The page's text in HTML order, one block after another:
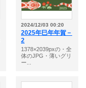
2024/12/03 00:20
2025年巳年年賀－
2
1378×2039pxの・全
体のJPG・薄いグリ
ー...